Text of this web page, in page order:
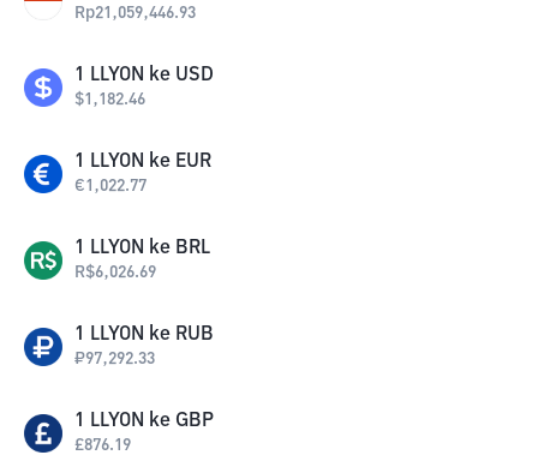
Rp21,059,446.93
1 LLYON ke USD
$1,182.46
1 LLYON ke EUR
€1,022.77
1 LLYON ke BRL
R$6,026.69
1 LLYON ke RUB
₽97,292.33
1 LLYON ke GBP
£876.19